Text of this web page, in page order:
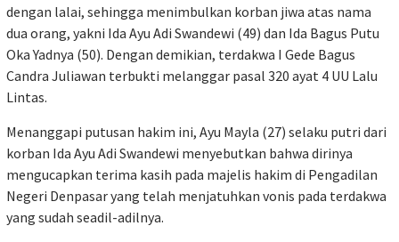
dengan lalai, sehingga menimbulkan korban jiwa atas nama
dua orang, yakni Ida Ayu Adi Swandewi (49) dan Ida Bagus Putu
Oka Yadnya (50). Dengan demikian, terdakwa I Gede Bagus
Candra Juliawan terbukti melanggar pasal 320 ayat 4 UU Lalu
Lintas.
Menanggapi putusan hakim ini, Ayu Mayla (27) selaku putri dari
korban Ida Ayu Adi Swandewi menyebutkan bahwa dirinya
mengucapkan terima kasih pada majelis hakim di Pengadilan
Negeri Denpasar yang telah menjatuhkan vonis pada terdakwa
yang sudah seadil-adilnya.